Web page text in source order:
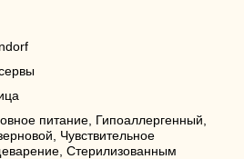
питание, Гипоаллергенный,
Чувствительное
Стерилизованным